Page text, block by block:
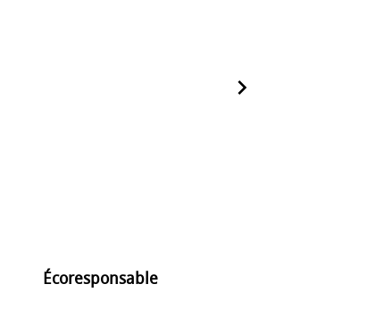
Écoresponsable
navigate_next